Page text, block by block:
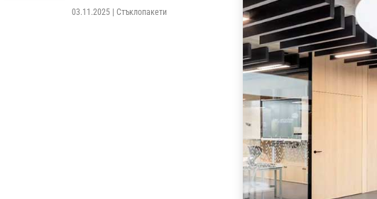
03.11.2025 Стъклопакети